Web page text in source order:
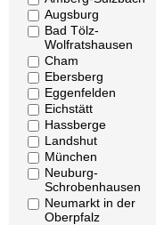
Augsburg
Bad Tölz-
Wolfratshausen
Cham
Ebersberg
Eggenfelden
Eichstätt
Hassberge
Landshut
München
Neuburg-
Schrobenhausen
Neumarkt in der
Oberpfalz